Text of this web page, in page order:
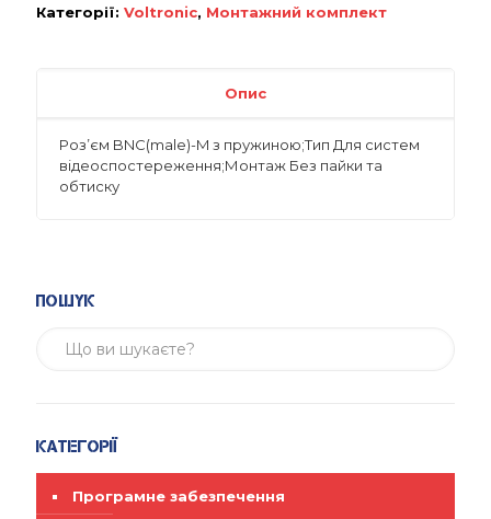
Категорії: Voltronic, Монтажний комплект
Опис
Роз’єм BNC(male)-M з пружиною;Тип Для систем
відеоспостереження;Монтаж Без пайки та
обтиску
Пошук
Категорії
Програмне забезпечення